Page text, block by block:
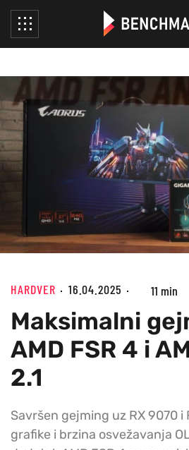
HARDVER 16.04.2025 11 min
Maksimalni
AMD FSR 4 i
2.1
Savršen gejming uz RX 9070 i
grafike i brzina osvežavanja